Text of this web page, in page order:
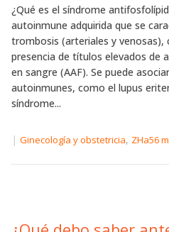
¿Qué es el síndrome
autoinmune adquirida que se
trombosis (arteriales y
presencia de títulos elevados de
en sangre (AAF). Se puede
autoinmunes, como el lupus
síndrome...
| Ginecología y obstetricia, ZHa56